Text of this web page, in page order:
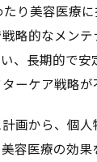
り美容医療
略的なメン
、長期的で
ーケア戦略が
画から、個
容医療の効